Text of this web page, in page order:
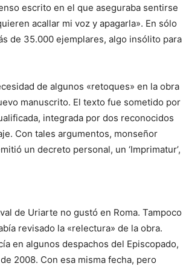
escrito en el que aseguraba sentirse
acallar mi voz y apagarla». En sólo
de 35.000 ejemplares, algo insólito para
de algunos «retoques» en la obra
manuscrito. El texto fue sometido por
integrada por dos reconocidos
Con tales argumentos, monseñor
un decreto personal, un ‘Imprimatur’,
de Uriarte no gustó en Roma. Tampoco
revisado la «relectura» de la obra.
en algunos despachos del Episcopado,
2008. Con esa misma fecha, pero